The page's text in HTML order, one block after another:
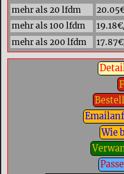
mehr als 20 lfdm
mehr als 100 lfdm
mehr als 200 lfdm
Wie